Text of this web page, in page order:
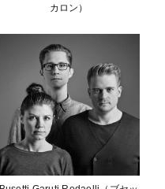
カロン）